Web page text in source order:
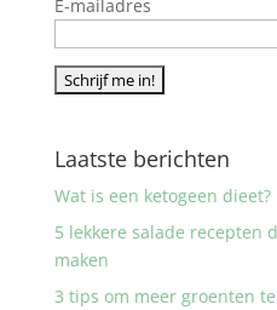
E-mailadres
Laatste berichten
Wat is een ketogeen dieet?
5 lekkere salade recepten
maken
3 tips om meer groenten